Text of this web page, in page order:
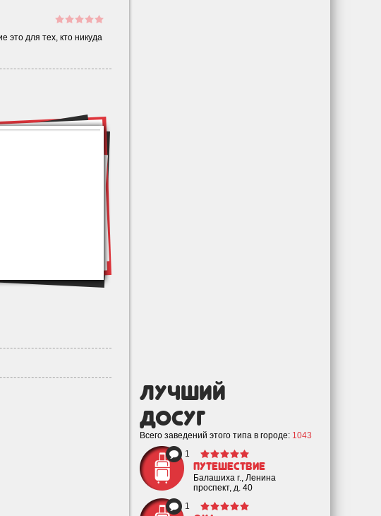
лучший
Досуг
Всего заведений этого типа в городе: 1043
1
Путешествие
Балашиха г., Ленина
проспект, д. 40
1
это для тех, кто никуда